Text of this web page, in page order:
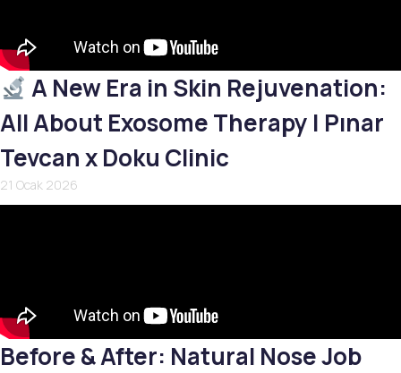
A New Era in Skin Rejuvenation:
All About Exosome Therapy | Pınar
Tevcan x Doku Clinic
21 Ocak 2026
Before & After: Natural Nose Job